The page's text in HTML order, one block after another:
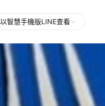
以智慧手機版LINE查看